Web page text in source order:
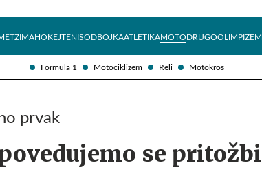
Formula 1 Motociklizem Reli Motokros
ZIMAHOKEJTENISODBOJKAATLETIKAMOTODRUGOOLIMPIZEM
prvak
se pritožbi